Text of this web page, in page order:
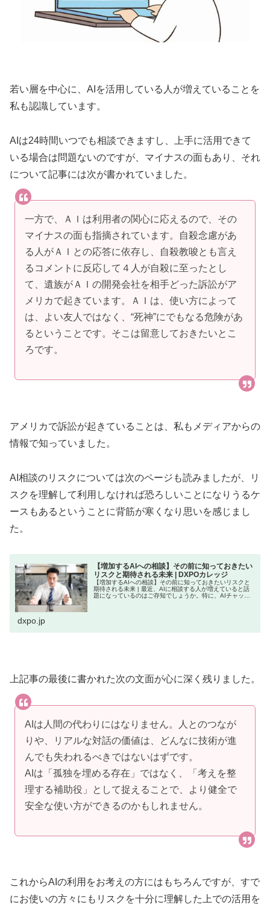
若い層を中心に、AIを活用している人が増えていることを
私も認識しています。
AIは24時間いつでも相談できますし、上手に活用できて
いる場合は問題ないのですが、マイナスの面もあり、それ
について記事には次が書かれていました。
一方で、ＡＩは利用者の関心に応えるので、その
マイナスの面も指摘されています。自殺念慮があ
る人がＡＩとの応答に依存し、自殺教唆とも言え
るコメントに反応して４人が自殺に至ったとし
て、遺族がＡＩの開発会社を相手どった訴訟がア
メリカで起きています。ＡＩは、使い方によって
は、よい友人ではなく、“死神”にでもなる危険があ
るということです。そこは留意しておきたいとこ
ろです。
アメリカで訴訟が起きていることは、私もメディアからの
情報で知っていました。
AI相談のリスクについては次のページも読みましたが、リ
スクを理解して利用しなければ恐ろしいことになりうるケ
ースもあるということに背筋が寒くなり思いを感じまし
た。
【増加するAIへの相談】その前に知っておきたい
リスクと期待される未来 | DXPOカレッジ
【増加するAIへの相談】その前に知っておきたいリスクと
期待される未来 | 最近、AIに相談する人が増えていると話
題になっているのはご存知でしょうか。特に、AIチャット
dxpo.jp
上記事の最後に書かれた次の文面が心に深く残りました。
AIは人間の代わりにはなりません。人とのつなが
りや、リアルな対話の価値は、どんなに技術が進
んでも失われるべきではないはずです。
AIは「孤独を埋める存在」ではなく、「考えを整
理する補助役」として捉えることで、より健全で
安全な使い方ができるのかもしれません。
これからAIの利用をお考えの方にはもちろんですが、すで
にお使いの方々にもリスクを十分に理解した上での活用を